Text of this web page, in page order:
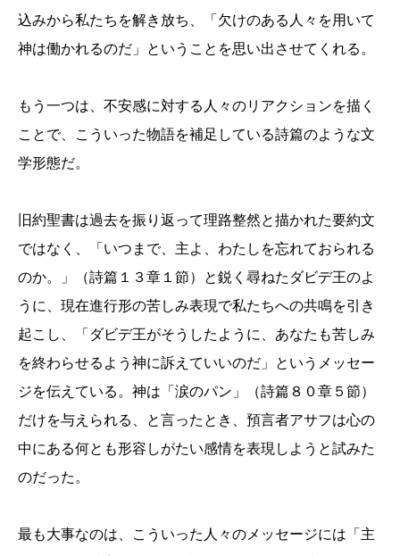
込みから私たちを解き放ち、「欠けのある人々を用いて
神は働かれるのだ」ということを思い出させてくれる。
もう一つは、不安感に対する人々のリアクションを描く
ことで、こういった物語を補足している詩篇のような文
学形態だ。
旧約聖書は過去を振り返って理路整然と描かれた要約文
ではなく、「いつまで、主よ、わたしを忘れておられる
のか。」（詩篇１３章１節）と鋭く尋ねたダビデ王のよ
うに、現在進行形の苦しみ表現で私たちへの共鳴を引き
起こし、「ダビデ王がそうしたように、あなたも苦しみ
を終わらせるよう神に訴えていいのだ」というメッセー
ジを伝えている。神は「涙のパン」（詩篇８０章５節）
だけを与えられる、と言ったとき、預言者アサフは心の
中にある何とも形容しがたい感情を表現しようと試みた
のだった。
最も大事なのは、こういった人々のメッセージには「主